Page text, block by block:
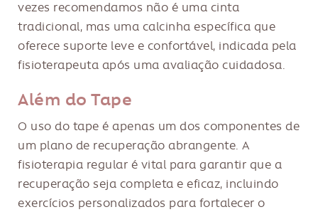
vezes recomendamos não é uma cinta
tradicional, mas uma calcinha específica que
oferece suporte leve e confortável, indicada pela
fisioterapeuta após uma avaliação cuidadosa.
Além do Tape
O uso do tape é apenas um dos componentes de
um plano de recuperação abrangente. A
fisioterapia regular é vital para garantir que a
recuperação seja completa e eficaz, incluindo
exercícios personalizados para fortalecer o